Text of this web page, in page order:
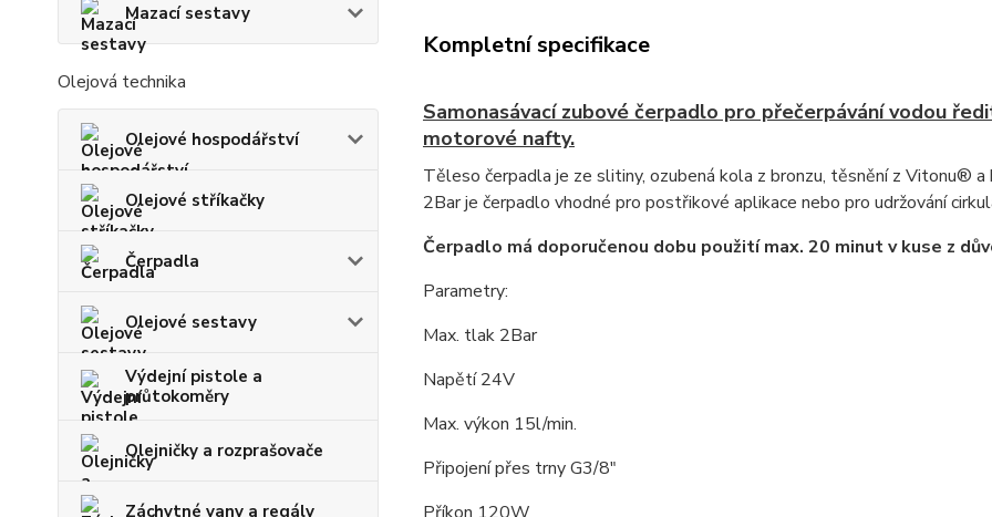
Mazací sestavy
Olejová technika
Olejové hospodářství
Olejové stříkačky
Čerpadla
Olejové sestavy
Výdejní pistole a
průtokoměry
Olejničky a rozprašovače
Záchytné vany a regály
Kompletní specifikace
Samonasávací zubové čerpadlo pro přečerpávání vodou
motorové nafty.
Těleso čerpadla je ze slitiny, ozubená kola z bronzu, těsnění z Vitonu®
2Bar je čerpadlo vhodné pro postřikové aplikace nebo pro udržování
Čerpadlo má doporučenou dobu použití max. 20 minut v kuse z
Parametry:
Max. tlak 2Bar
Napětí 24V
Max. výkon 15l/min.
Připojení přes trny G3/8"